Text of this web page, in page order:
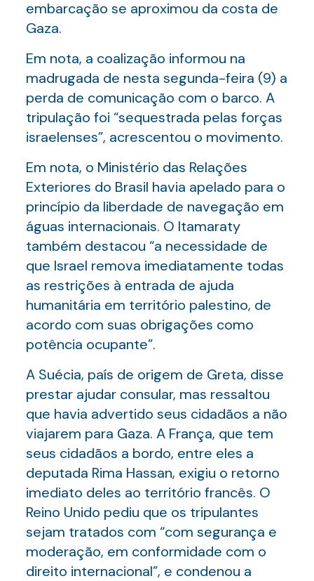
embarcação se aproximou da costa de
Gaza.
Em nota, a coalização informou na
madrugada de nesta segunda-feira (9) a
perda de comunicação com o barco. A
tripulação foi “sequestrada pelas forças
israelenses”, acrescentou o movimento.
Em nota, o Ministério das Relações
Exteriores do Brasil havia apelado para o
princípio da liberdade de navegação em
águas internacionais. O Itamaraty
também destacou “a necessidade de
que Israel remova imediatamente todas
as restrições à entrada de ajuda
humanitária em território palestino, de
acordo com suas obrigações como
potência ocupante”.
A Suécia, país de origem de Greta, disse
prestar ajudar consular, mas ressaltou
que havia advertido seus cidadãos a não
viajarem para Gaza. A França, que tem
seus cidadãos a bordo, entre eles a
deputada Rima Hassan, exigiu o retorno
imediato deles ao território francês. O
Reino Unido pediu que os tripulantes
sejam tratados com “com segurança e
moderação, em conformidade com o
direito internacional”, e condenou a